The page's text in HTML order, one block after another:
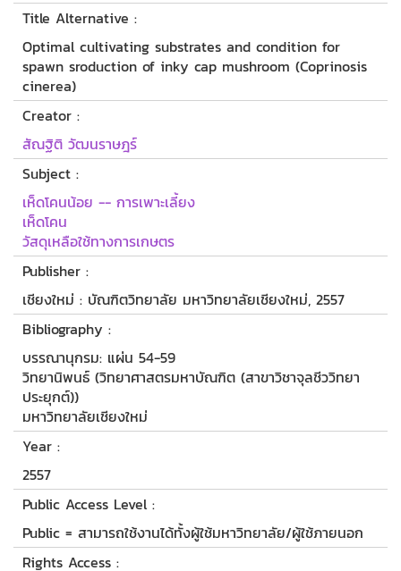
Title Alternative :
Optimal cultivating substrates and condition for
spawn sroduction of inky cap mushroom (Coprinosis
cinerea)
Creator :
สัณฐิติ วัฒนราษฎร์
Subject :
เห็ดโคนน้อย -- การเพาะเลี้ยง
เห็ดโคน
วัสดุเหลือใช้ทางการเกษตร
Publisher :
เชียงใหม่ : บัณฑิตวิทยาลัย มหาวิทยาลัยเชียงใหม่, 2557
Bibliography :
บรรณานุกรม: แผ่น 54-59
วิทยานิพนธ์ (วิทยาศาสตรมหาบัณฑิต (สาขาวิชาจุลชีววิทยา
ประยุกต์))
มหาวิทยาลัยเชียงใหม่
Year :
2557
Public Access Level :
Public = สามารถใช้งานได้ทั้งผู้ใช้มหาวิทยาลัย/ผู้ใช้ภายนอก
Rights Access :